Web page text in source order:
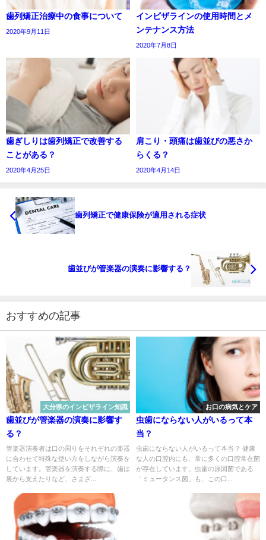
歯列矯正治療中の食事について
2020年9月11日
インビザラインの使用時間とメ
ンテナンス方法
2020年7月8日
歯ぎしりは歯列矯正で改善する
ことがある？
2020年4月25日
肩こり・頭痛は歯並びの悪さか
らくる？
2020年4月14日
歯列矯正で健康保険が適用される症状
歯並びが管楽器の演奏に影響する？
おすすめの記事
大分県のインビザライン知識
歯並びが管楽器の演奏に影響す
る？
管楽器演奏者は口の周りをそれぞれの楽器
に合わせて特殊な使い方をしながら演奏を
しています。管楽器を演奏する際に、歯は
裏から支えたりなど、さまざ...
お口の病気とケア
虫歯にならない人がいるって本
当？
虫歯にならない人がいるって本当？ 健康
な人の口腔内にも、常に多くの口腔常在菌
が存在しています。虫歯の原因菌である
「ミュータンス菌」も、この口...